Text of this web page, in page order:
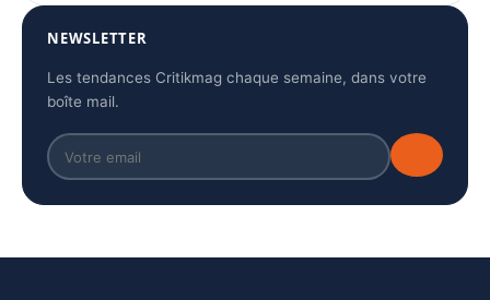
NEWSLETTER
Les tendances Critikmag chaque semaine, dans votre
boîte mail.